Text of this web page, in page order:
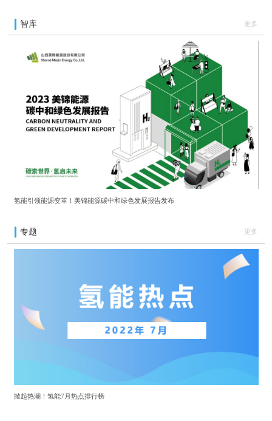
智库 更多
氢能引领能源变革！美锦能源碳中和绿色发展报告发布
专题 更多
掀起热潮！氢能7月热点排行榜